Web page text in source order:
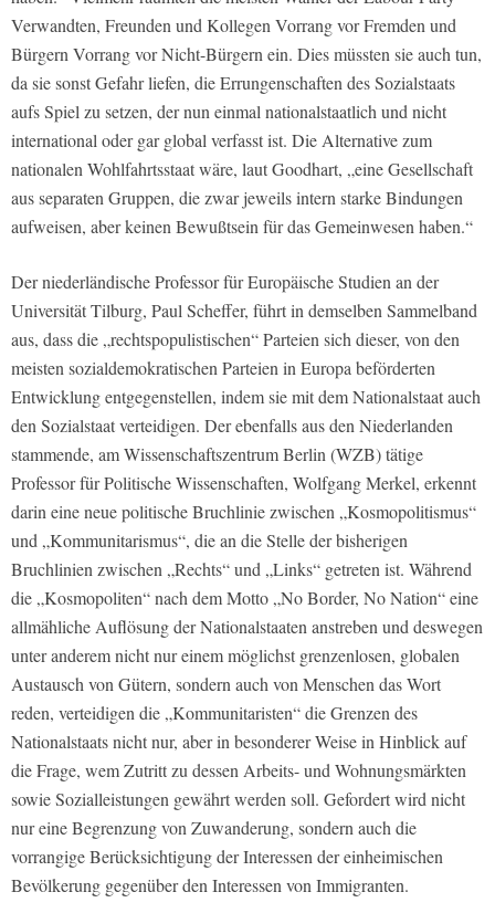
Verwandten, Freunden und Kollegen Vorrang vor Fremden und
Bürgern Vorrang vor Nicht-Bürgern ein. Dies müssten sie auch tun,
da sie sonst Gefahr liefen, die Errungenschaften des Sozialstaats
aufs Spiel zu setzen, der nun einmal nationalstaatlich und nicht
international oder gar global verfasst ist. Die Alternative zum
nationalen Wohlfahrtsstaat wäre, laut Goodhart, „eine Gesellschaft
aus separaten Gruppen, die zwar jeweils intern starke Bindungen
aufweisen, aber keinen Bewußtsein für das Gemeinwesen haben.“
Der niederländische Professor für Europäische Studien an der
Universität Tilburg, Paul Scheffer, führt in demselben Sammelband
aus, dass die „rechtspopulistischen“ Parteien sich dieser, von den
meisten sozialdemokratischen Parteien in Europa beförderten
Entwicklung entgegenstellen, indem sie mit dem Nationalstaat auch
den Sozialstaat verteidigen. Der ebenfalls aus den Niederlanden
stammende, am Wissenschaftszentrum Berlin (WZB) tätige
Professor für Politische Wissenschaften, Wolfgang Merkel, erkennt
darin eine neue politische Bruchlinie zwischen „Kosmopolitismus“
und „Kommunitarismus“, die an die Stelle der bisherigen
Bruchlinien zwischen „Rechts“ und „Links“ getreten ist. Während
die „Kosmopoliten“ nach dem Motto „No Border, No Nation“ eine
allmähliche Auflösung der Nationalstaaten anstreben und deswegen
unter anderem nicht nur einem möglichst grenzenlosen, globalen
Austausch von Gütern, sondern auch von Menschen das Wort
reden, verteidigen die „Kommunitaristen“ die Grenzen des
Nationalstaats nicht nur, aber in besonderer Weise in Hinblick auf
die Frage, wem Zutritt zu dessen Arbeits- und Wohnungsmärkten
sowie Sozialleistungen gewährt werden soll. Gefordert wird nicht
nur eine Begrenzung von Zuwanderung, sondern auch die
vorrangige Berücksichtigung der Interessen der einheimischen
Bevölkerung gegenüber den Interessen von Immigranten.